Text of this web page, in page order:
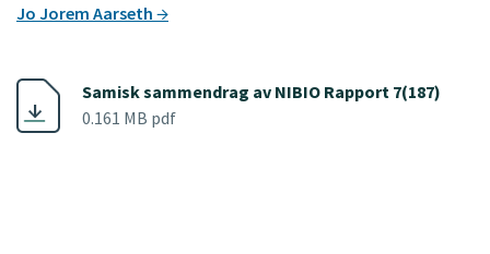
Jo Jorem Aarseth
Samisk sammendrag av NIBIO Rapport 7(187)
0.161 MB pdf